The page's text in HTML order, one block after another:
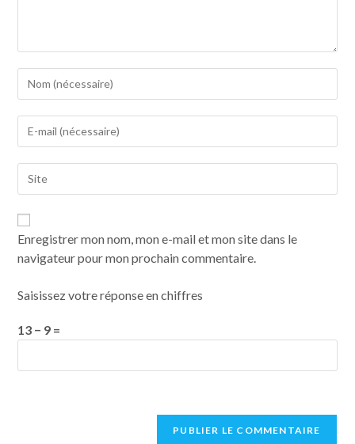
Enregistrer mon nom, mon e-mail et mon site dans le
navigateur pour mon prochain commentaire.
Saisissez votre réponse en chiffres
13 − 9 =